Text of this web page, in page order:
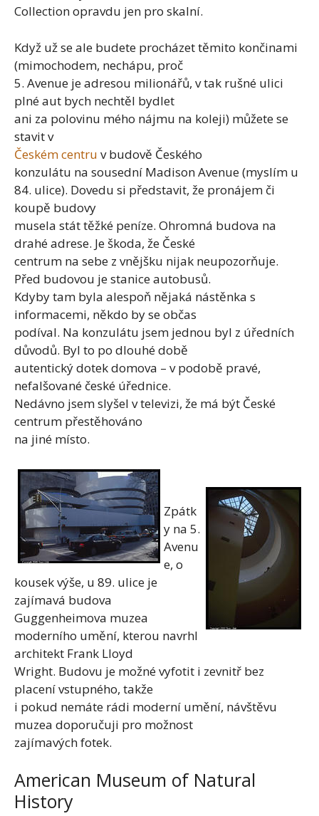
Collection opravdu jen pro skalní.
Když už se ale budete procházet těmito končinami
(mimochodem, nechápu, proč
5. Avenue je adresou milionářů, v tak rušné ulici
plné aut bych nechtěl bydlet
ani za polovinu mého nájmu na koleji) můžete se
stavit v
Českém centru v budově Českého
konzulátu na sousední Madison Avenue (myslím u
84. ulice). Dovedu si představit, že pronájem či
koupě budovy
musela stát těžké peníze. Ohromná budova na
drahé adrese. Je škoda, že České
centrum na sebe z vnějšku nijak neupozorňuje.
Před budovou je stanice autobusů.
Kdyby tam byla alespoň nějaká nástěnka s
informacemi, někdo by se občas
podíval. Na konzulátu jsem jednou byl z úředních
důvodů. Byl to po dlouhé době
autentický dotek domova – v podobě pravé,
nefalšované české úřednice.
Nedávno jsem slyšel v televizi, že má být České
centrum přestěhováno
na jiné místo.
Zpátk
y na 5.
Avenu
e, o
kousek výše, u 89. ulice je
zajímavá budova
Guggenheimova muzea
moderního umění, kterou navrhl
architekt Frank Lloyd
Wright. Budovu je možné vyfotit i zevnitř bez
placení vstupného, takže
i pokud nemáte rádi moderní umění, návštěvu
muzea doporučuji pro možnost
zajímavých fotek.
American Museum of Natural
History